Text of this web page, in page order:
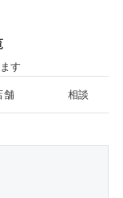
す
舗 相談